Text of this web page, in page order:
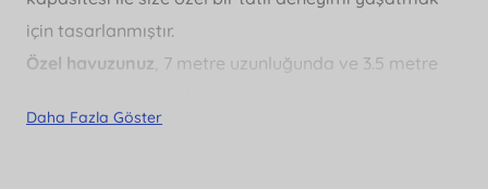
için tasarlanmıştır.
Özel havuzunuz, 7 metre uzunluğunda ve 3.5 metre
çocuklar için güvenli bir
Daha Fazla Göster